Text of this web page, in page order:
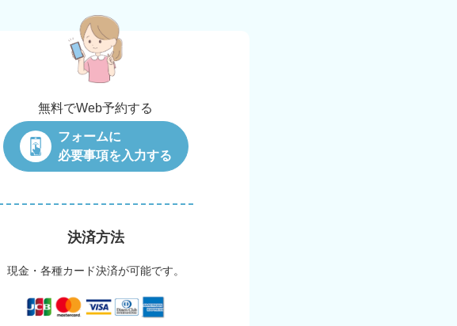
無料でWeb予約する
フォームに
必要事項を入力する
決済方法
現金・各種カード決済が可能です。